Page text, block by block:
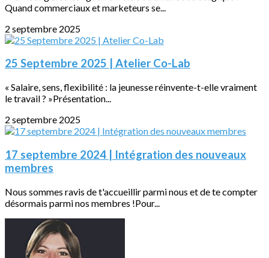
Quand commerciaux et marketeurs se...
2 septembre 2025
25 Septembre 2025 | Atelier Co-Lab
« Salaire, sens, flexibilité : la jeunesse réinvente-t-elle vraiment
le travail ? »Présentation...
2 septembre 2025
17 septembre 2024 | Intégration des nouveaux
membres
Nous sommes ravis de t'accueillir parmi nous et de te compter
désormais parmi nos membres !Pour...